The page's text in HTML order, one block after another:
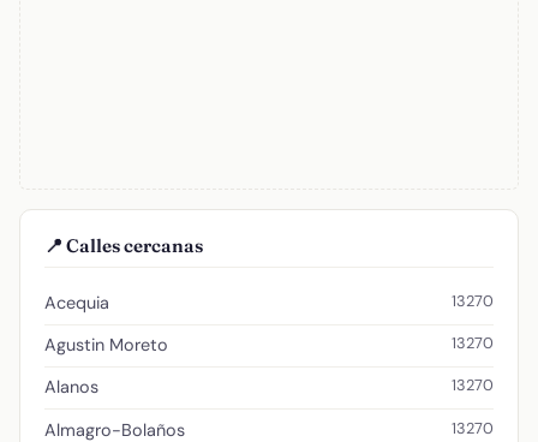
📍 Calles cercanas
Acequia 13270
Agustin Moreto 13270
Alanos 13270
Almagro-Bolaños 13270